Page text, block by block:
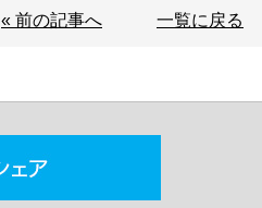
« 前の記事へ 一覧に戻る